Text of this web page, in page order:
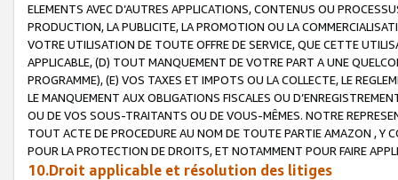
ELEMENTS AVEC D’AUTRES APPLICATIONS, CONTENUS OU
PRODUCTION, LA PUBLICITE, LA PROMOTION OU LA
VOTRE UTILISATION DE TOUTE OFFRE DE SERVICE, QUE CETTE
APPLICABLE, (D) TOUT MANQUEMENT DE VOTRE PART A UNE
PROGRAMME), (E) VOS TAXES ET IMPOTS OU LA COLLECTE, LE
LE MANQUEMENT AUX OBLIGATIONS FISCALES OU
OU DE VOS SOUS-TRAITANTS OU DE VOUS-MÊMES. NOTRE
TOUT ACTE DE PROCEDURE AU NOM DE TOUTE PARTIE AMAZON , Y
POUR LA PROTECTION DE DROITS, ET NOTAMMENT POUR FAIRE
10.Droit applicable et résolution des litiges